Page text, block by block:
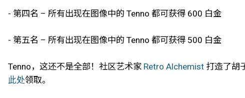
- 第四名 – 所有出现在图像中的 Tenno 都可获得 600 白金
- 第五名 – 所有出现在图像中的 Tenno 都可获得 500 白金
Tenno，这还不是全部！社区艺术家 Retro Alchemist 打造了胡
此处领取。